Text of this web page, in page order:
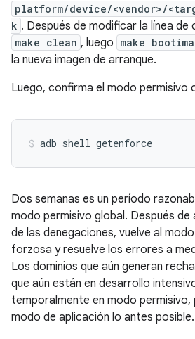
platform/device/<vendor>/
k . Después de modificar la línea de
make clean , luego make
la nueva imagen de arranque.
Luego, confirma el modo permisivo
Dos semanas es un período
modo permisivo global. Después de
de las denegaciones, vuelve al
forzosa y resuelve los errores a
Los dominios que aún generan
que aún están en desarrollo
temporalmente en modo permisivo,
modo de aplicación lo antes posible.